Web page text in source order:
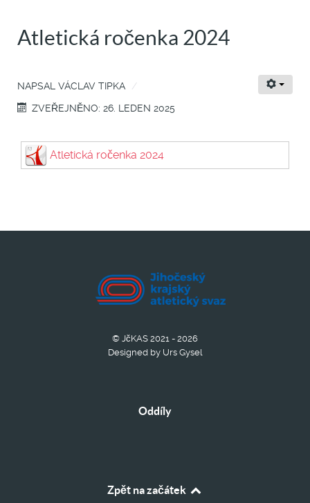
Atletická ročenka 2024
NAPSAL VÁCLAV TIPKA
ZVEŘEJNĚNO: 26. LEDEN 2025
Atletická ročenka 2024
© JčKAS 2021 - 2026
Designed by Urs Gysel
Oddíly
Zpět na začátek